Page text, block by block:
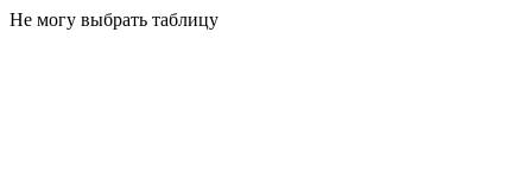
Не могу выбрать таблицу